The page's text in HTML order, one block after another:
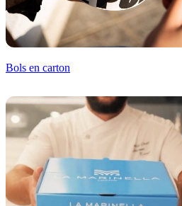
Bols en carton